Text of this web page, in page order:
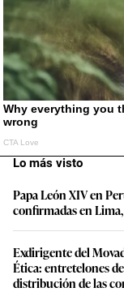
Lo más visto
Papa León XIV en
confirmadas en
Exdirigente del
Ética: entretelones
distribución de las